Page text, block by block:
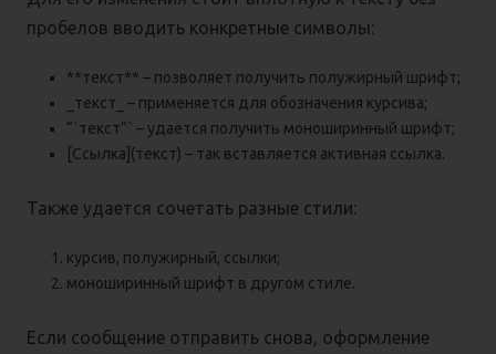
пробелов вводить конкретные символы:
**текст** – позволяет получить полужирный шрифт;
_текст_ – применяется для обозначения курсива;
“`текст“` – удается получить моноширинный шрифт;
[Ссылка](текст) – так вставляется активная ссылка.
Также удается сочетать разные стили:
курсив, полужирный, ссылки;
моноширинный шрифт в другом стиле.
Если сообщение отправить снова, оформление